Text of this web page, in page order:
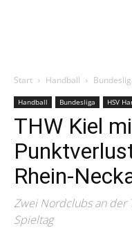
Start Handball
Handball Bundesliga HSV
THW Kiel
Rhein-
Zwei Nordclubs an der
Spieltag